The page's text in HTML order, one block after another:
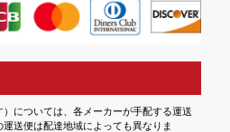
については、各メーカーが手配する運送
送便は配達地域によっても異なりま